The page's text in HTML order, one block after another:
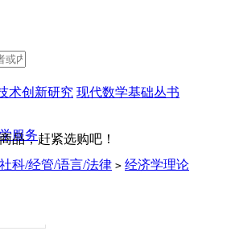
术创新研究 现代数学基础丛书
品，赶紧选购吧！
服务
社科/经管/语言/法律 > 经济学理论